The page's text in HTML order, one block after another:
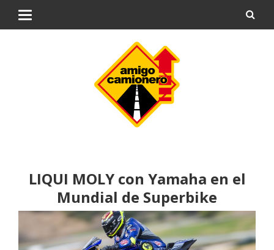
LIQUI MOLY con Yamaha en el
Mundial de Superbike